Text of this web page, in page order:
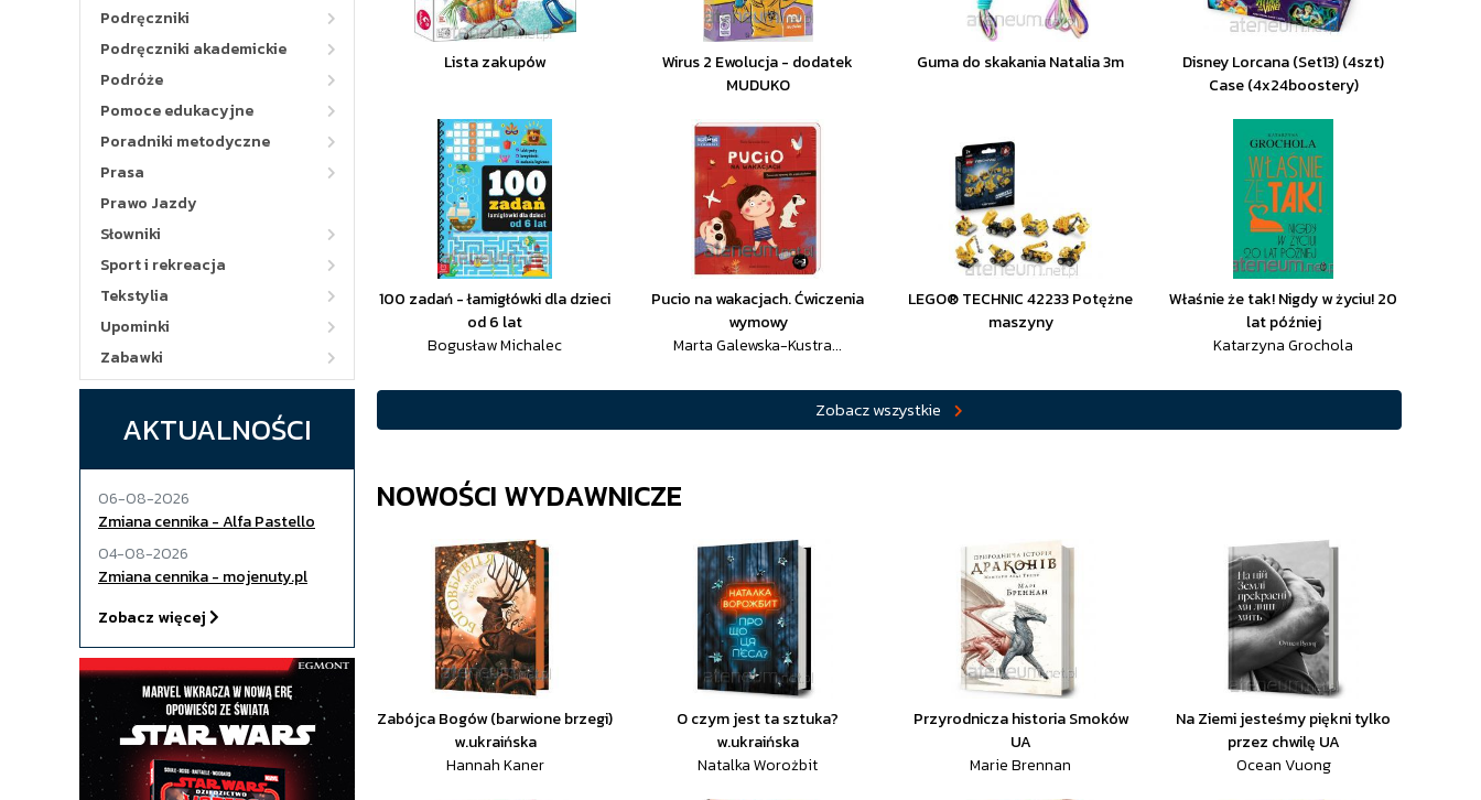
Podręczniki
Podręczniki akademickie
Podróże
Pomoce edukacyjne
Poradniki metodyczne
Prasa
Prawo Jazdy
Słowniki
Sport i rekreacja
Tekstylia
Upominki
Zabawki
AKTUALNOŚCI
06-08-2026
Zmiana cennika - Alfa Pastello
04-08-2026
Zmiana cennika - mojenuty.pl
Zobacz więcej
Lista zakupów
Wirus 2 Ewolucja - dodatek
MUDUKO
Guma do skakania Natalia 3m
Disney Lorcana (Set13) (4szt)
Case (4x24boostery)
100 zadań - łamigłówki dla dzieci
od 6 lat
Bogusław Michalec
Pucio na wakacjach. Ćwiczenia
wymowy
Marta Galewska-Kustra...
LEGO® TECHNIC 42233 Potężne
maszyny
Właśnie że tak! Nigdy w życiu! 20
lat później
Katarzyna Grochola
Zobacz wszystkie
NOWOŚCI WYDAWNICZE
Zabójca Bogów (barwione brzegi)
w.ukraińska
Hannah Kaner
O czym jest ta sztuka?
w.ukraińska
Natalka Worożbit
Przyrodnicza historia Smoków
UA
Marie Brennan
Na Ziemi jesteśmy piękni tylko
przez chwilę UA
Ocean Vuong